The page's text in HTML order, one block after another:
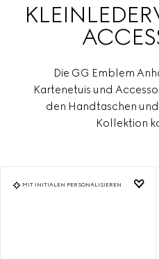
Die GG Emblem
Kartenetuis und
den Handtaschen
Kollektion
MIT INITIALEN PERSONALISIEREN